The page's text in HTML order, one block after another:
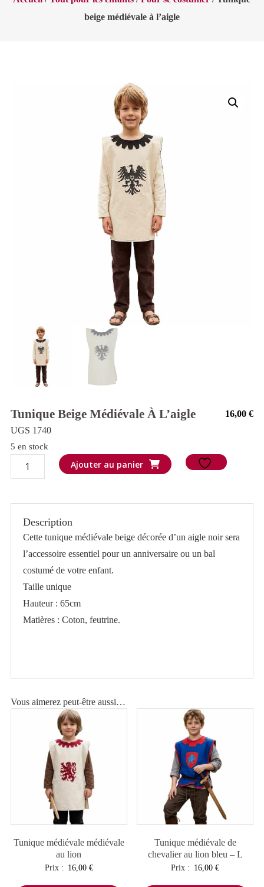
beige médiévale à l’aigle
Tunique Beige Médiévale À L’aigle 16,00€
UGS 1740
5 en stock
quantité
de
médiévale
Ajouter au panier
Description
Cette tunique médiévale beige décorée d’un aigle noir sera
l’accessoire essentiel pour un anniversaire ou un bal
costumé de votre enfant.
Taille unique
Hauteur : 65cm
Matières : Coton, feutrine.
Vous aimerez peut-être aussi…
Tunique médiévale médiévale
au lion
Prix : 16,00 €
Tunique médiévale de
chevalier au lion bleu – L
Prix : 16,00€